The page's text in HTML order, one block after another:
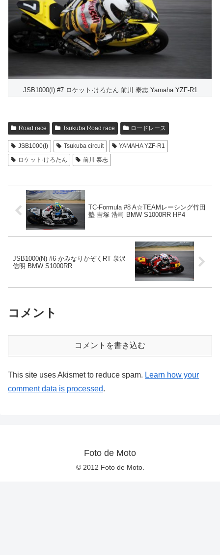
JSB1000(I) #7 ロケット·けろたん 前川 泰志 Yamaha YZF-R1
Road race Tsukuba Road race ロードレース
JSB1000(I) Tsukuba circuit
YAMAHA YZF-R1
ロケット·けろたん
前川 泰志
TC-Formula #8 A☆TEAMレーシング竹田
塾 吉塚 浩司 BMW S1000RR HP4
JSB1000(N) #6 かみなりかぞくRT 泉沢
信明 BMW S1000RR
コメント
コメントを書き込む
This site uses Akismet to reduce spam. Learn how your
comment data is processed.
Foto de Moto
© 2012 Foto de Moto.